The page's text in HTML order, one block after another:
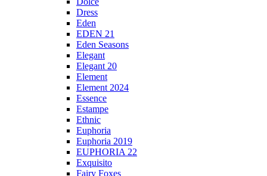
Dress
Eden
EDEN 21
Eden Seasons
Elegant
Elegant 20
Element
Element 2024
Essence
Estampe
Ethnic
Euphoria
Euphoria 2019
EUPHORIA 22
Exquisito
Fairy Foxes